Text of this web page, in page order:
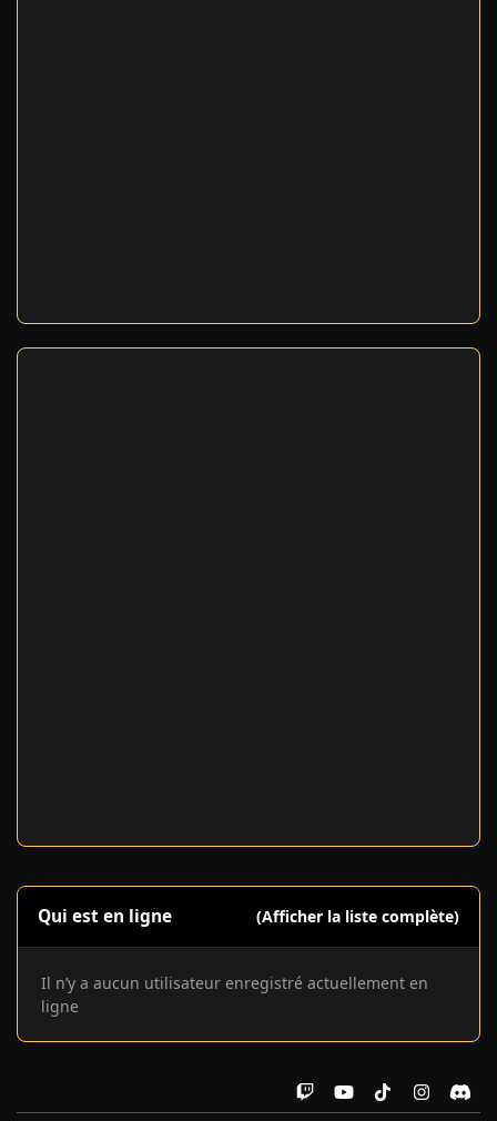
Qui est en ligne (Afficher la liste complète)
Il n’y a aucun utilisateur enregistré actuellement en
ligne
w
o
i
n
d
i